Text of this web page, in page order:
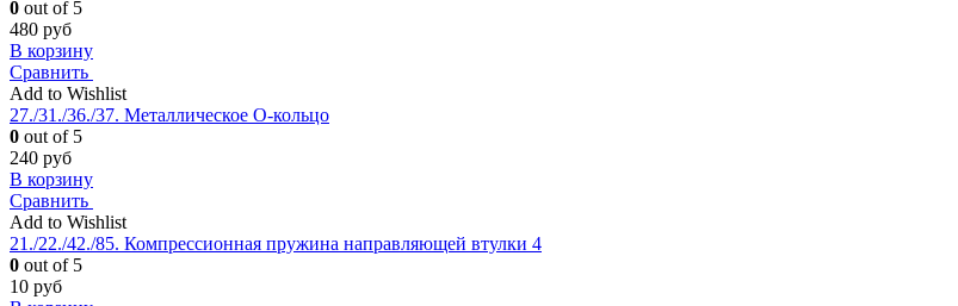
0 out of 5
480 руб
В корзину
Сравнить
Add to Wishlist
27./31./36./37. Металлическое О-кольцо
0 out of 5
240 руб
В корзину
Сравнить
Add to Wishlist
21./22./42./85. Компрессионная пружина направляющей втулки 4
0 out of 5
10 руб